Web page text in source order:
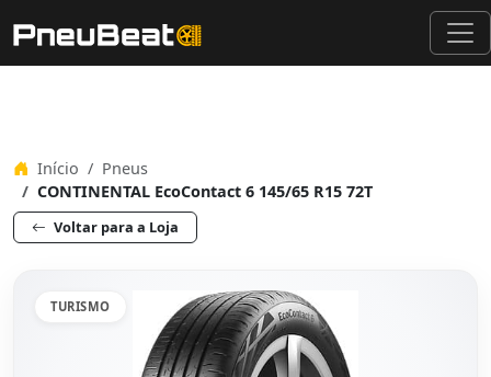
Início
Pneus
CONTINENTAL EcoContact 6 145/65 R15 72T
Voltar para a Loja
TURISMO